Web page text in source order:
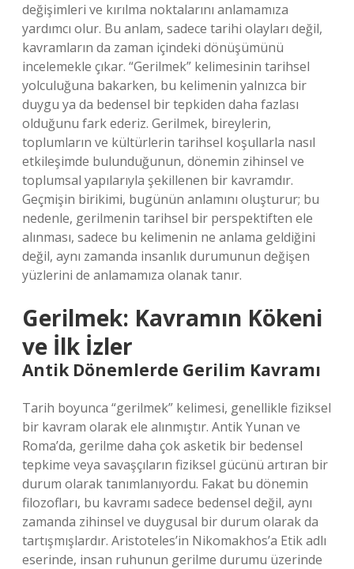
değişimleri ve kırılma noktalarını anlamamıza
yardımcı olur. Bu anlam, sadece tarihi olayları değil,
kavramların da zaman içindeki dönüşümünü
incelemekle çıkar. “Gerilmek” kelimesinin tarihsel
yolculuğuna bakarken, bu kelimenin yalnızca bir
duygu ya da bedensel bir tepkiden daha fazlası
olduğunu fark ederiz. Gerilmek, bireylerin,
toplumların ve kültürlerin tarihsel koşullarla nasıl
etkileşimde bulunduğunun, dönemin zihinsel ve
toplumsal yapılarıyla şekillenen bir kavramdır.
Geçmişin birikimi, bugünün anlamını oluşturur; bu
nedenle, gerilmenin tarihsel bir perspektiften ele
alınması, sadece bu kelimenin ne anlama geldiğini
değil, aynı zamanda insanlık durumunun değişen
yüzlerini de anlamamıza olanak tanır.
Gerilmek: Kavramın Kökeni
ve İlk İzler
Antik Dönemlerde Gerilim Kavramı
Tarih boyunca “gerilmek” kelimesi, genellikle fiziksel
bir kavram olarak ele alınmıştır. Antik Yunan ve
Roma’da, gerilme daha çok asketik bir bedensel
tepkime veya savaşçıların fiziksel gücünü artıran bir
durum olarak tanımlanıyordu. Fakat bu dönemin
filozofları, bu kavramı sadece bedensel değil, aynı
zamanda zihinsel ve duygusal bir durum olarak da
tartışmışlardır. Aristoteles’in Nikomakhos’a Etik adlı
eserinde, insan ruhunun gerilme durumu üzerinde